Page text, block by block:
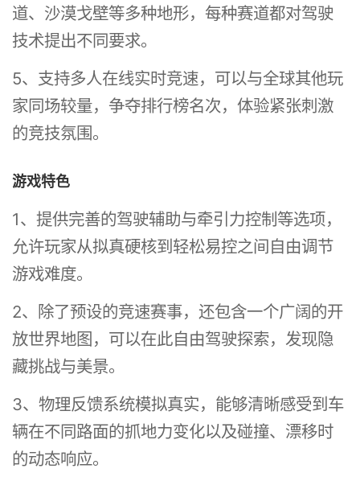
道、沙漠戈壁等多种地形，每种赛道都对驾驶
技术提出不同要求。
5、支持多人在线实时竞速，可以与全球其他玩
家同场较量，争夺排行榜名次，体验紧张刺激
的竞技氛围。
游戏特色
1、提供完善的驾驶辅助与牵引力控制等选项，
允许玩家从拟真硬核到轻松易控之间自由调节
游戏难度。
2、除了预设的竞速赛事，还包含一个广阔的开
放世界地图，可以在此自由驾驶探索，发现隐
藏挑战与美景。
3、物理反馈系统模拟真实，能够清晰感受到车
辆在不同路面的抓地力变化以及碰撞、漂移时
的动态响应。